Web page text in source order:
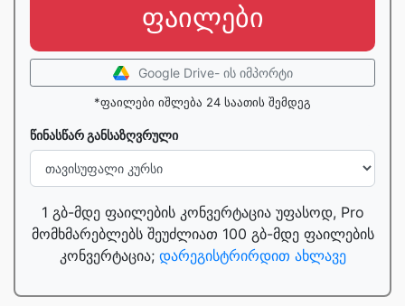
ფაილები
Google Drive- ის იმპორტი
*ფაილები იშლება 24 საათის შემდეგ
წინასწარ განსაზღვრული
1 გბ-მდე ფაილების კონვერტაცია უფასოდ, Pro
მომხმარებლებს შეუძლიათ 100 გბ-მდე ფაილების
კონვერტაცია; დარეგისტრირდით ახლავე